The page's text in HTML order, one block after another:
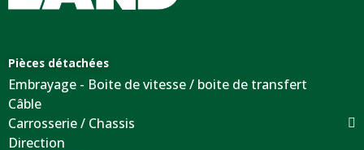
Pièces détachées
Embrayage - Boite de vitesse / boite de transfert
Câble
Carrosserie / Chassis
Direction